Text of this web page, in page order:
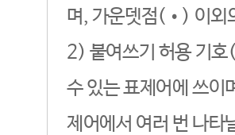
며, 가운뎃점(•) 이외
2) 붙여쓰기 허용 기호
수 있는 표제어에 쓰이
제어에서 여러 번 나타